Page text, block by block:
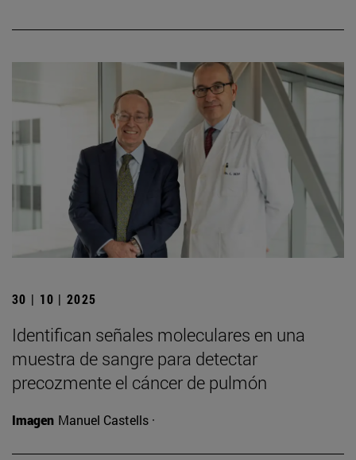
30 | 10 | 2025
Identifican señales moleculares en una
muestra de sangre para detectar
precozmente el cáncer de pulmón
Imagen Manuel Castells ·